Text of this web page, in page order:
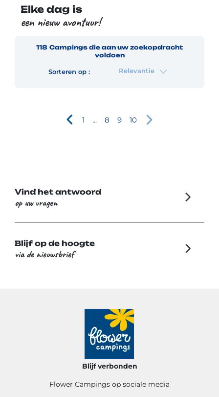
Elke dag is
een nieuw avontuur!
118 Campings die aan uw zoekopdracht
voldoen
Sorteren op : Relevantie
1 ... 8 9 10
Vind het antwoord
op uw vragen
Blijf op de hoogte
via de nieuwsbrief
Blijf verbonden
Flower Campings op sociale media